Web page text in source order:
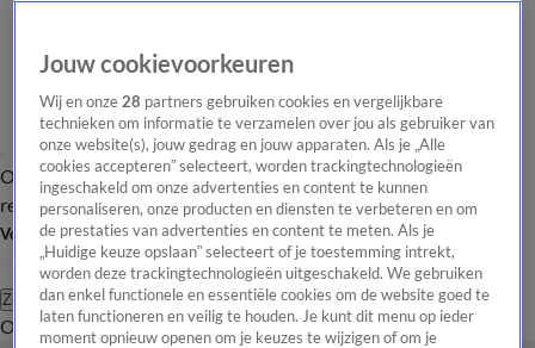
Overzicht Laatste nieuws Regionieuws Het beste van Hart
Tip de
redactie
Volg Hart van Nederland
Zoeken
OverzichtRegioUitzendingenWeerTip de redactiePanelVideo's
Jouw cookievoorkeuren
Wij en onze28 partners gebruiken cookies en vergelijkbare
technieken om informatie te verzamelen over jou als gebruiker van
onze website(s), jouw gedrag en jouw apparaten. Als je „Alle
cookies accepteren” selecteert, worden trackingtechnologieën
ingeschakeld om onze advertenties en content te kunnen
personaliseren, onze producten en diensten te verbeteren en om
de prestaties van advertenties en content te meten. Als je
„Huidige keuze opslaan” selecteert of je toestemming intrekt,
worden deze trackingtechnologieën uitgeschakeld. We gebruiken
dan enkel functionele en essentiële cookies om de website goed te
laten functioneren en veilig te houden. Je kunt dit menu op ieder
moment opnieuw openen om je keuzes te wijzigen of om je